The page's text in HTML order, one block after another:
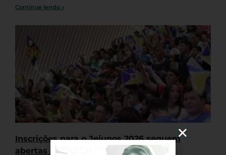
Continue lendo »
Inscrições para o Jejunos 2026 seguem
abertas até 19 de agosto